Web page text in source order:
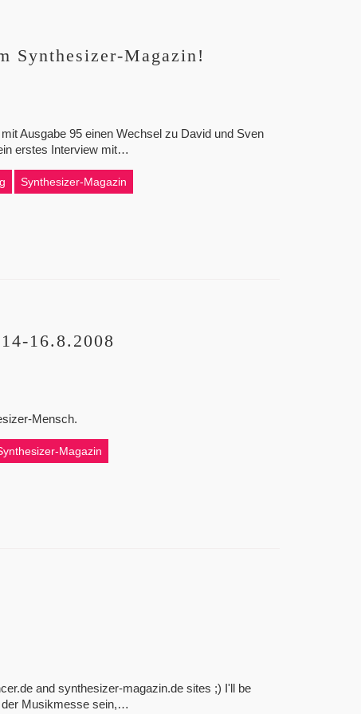
Synthesizer-Magazin!
Ausgabe 95 einen Wechsel zu David und Sven
erstes Interview mit…
Synthesizer-Magazin
16.8.2008
Mensch.
Magazin
and synthesizer-magazin.de sites ;) I'll be
der Musikmesse sein,…